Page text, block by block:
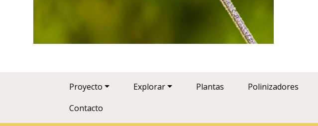
Main navigation
Proyecto Explorar Plantas Polinizadores
Contacto